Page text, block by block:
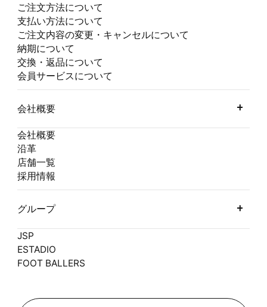
ご注文方法について
支払い方法について
ご注文内容の変更・キャンセルについて
納期について
交換・返品について
会員サービスについて
会社概要
会社概要
沿革
店舗一覧
採用情報
グループ
JSP
ESTADIO
FOOT BALLERS